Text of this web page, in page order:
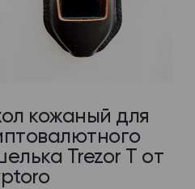
кожаный для
Trezor T от